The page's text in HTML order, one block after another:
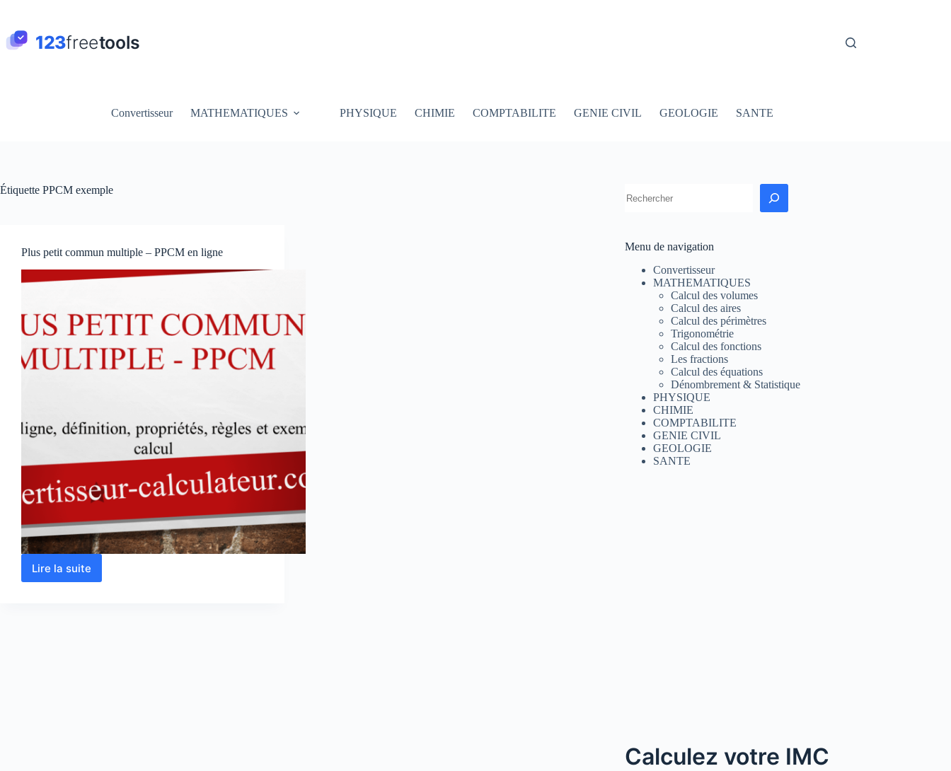
contenu
Convertisseur MATHEMATIQUES PHYSIQUE CHIMIE COMPTABILITE GENIE CIVIL GEOLOGIE SANTE
Étiquette PPCM exemple
Plus petit commun multiple – PPCM en ligne
Lire la suite
Plus
Menu de navigation
Convertisseur
MATHEMATIQUES
Calcul des volumes
Calcul des aires
Calcul des périmètres
Trigonométrie
Calcul des fonctions
Les fractions
Calcul des équations
Dénombrement & Statistique
PHYSIQUE
CHIMIE
COMPTABILITE
GENIE CIVIL
GEOLOGIE
SANTE
Calculez votre IMC